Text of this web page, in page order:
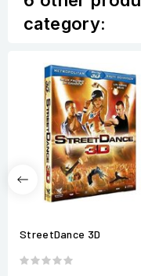
category:
StreetDance 3D